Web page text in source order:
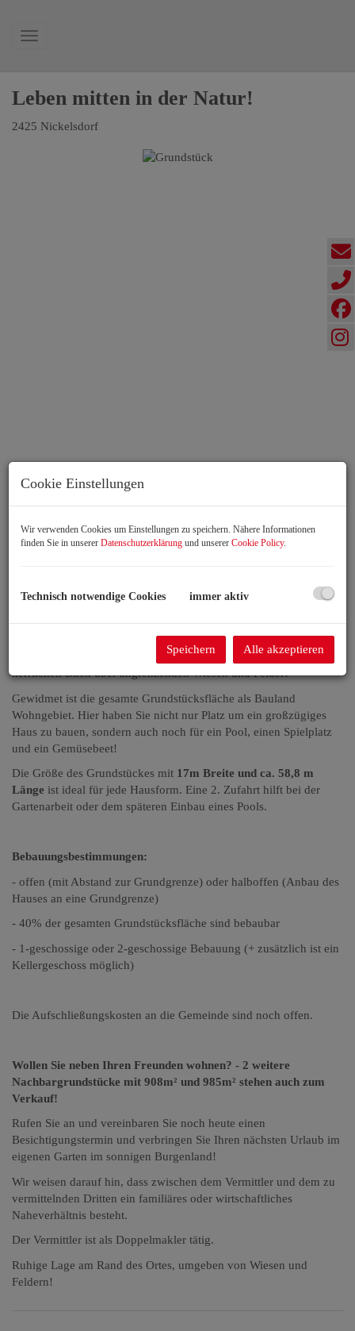
Navigation anzeigen
Leben mitten in der Natur!
2425 Nickelsdorf
Das Grundstück befindet sich in einer Neuparzellierung am Rande
von Nickelsdorf. Die leichte erhöhte Lage gewährt einen
herrlichen Blick über angrenzenden Wiesen und Felder!
Gewidmet ist die gesamte Grundstücksfläche als Bauland
Wohngebiet. Hier haben Sie nicht nur Platz um ein großzügiges
Haus zu bauen, sondern auch noch für ein Pool, einen Spielplatz
und ein Gemüsebeet!
Die Größe des Grundstückes mit 17m Breite und ca. 58,8 m
Länge ist ideal für jede Hausform. Eine 2. Zufahrt hilft bei der
Gartenarbeit oder dem späteren Einbau eines Pools.
Bebauungsbestimmungen:
- offen (mit Abstand zur Grundgrenze) oder halboffen (Anbau des
Hauses an eine Grundgrenze)
- 40% der gesamten Grundstücksfläche sind bebaubar
- 1-geschossige oder 2-geschossige Bebauung (+ zusätzlich ist ein
Kellergeschoss möglich)
Die Aufschließungskosten an die Gemeinde sind noch offen.
Wollen Sie neben Ihren Freunden wohnen? - 2 weitere
Nachbargrundstücke mit 908m² und 985m² stehen auch zum
Verkauf!
Rufen Sie an und vereinbaren Sie noch heute einen
Besichtigungstermin und verbringen Sie Ihren nächsten Urlaub im
eigenen Garten im sonnigen Burgenland!
Wir weisen darauf hin, dass zwischen dem Vermittler und dem zu
vermittelnden Dritten ein familiäres oder wirtschaftliches
Naheverhältnis besteht.
Der Vermittler ist als Doppelmakler tätig.
Ruhige Lage am Rand des Ortes, umgeben von Wiesen und
Feldern!
Cookie Einstellungen
Wir verwenden Cookies um Einstellungen zu speichern. Nähere Informationen
finden Sie in unserer Datenschutzerklärung und unserer Cookie Policy.
Technisch notwendige Cookies immer aktiv
Speichern Alle akzeptieren